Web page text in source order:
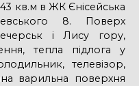
кв.м в ЖК Єнісейська
8. Поверх
і Лису гору,
тепла підлога у
телевізор,
варильна поверхня